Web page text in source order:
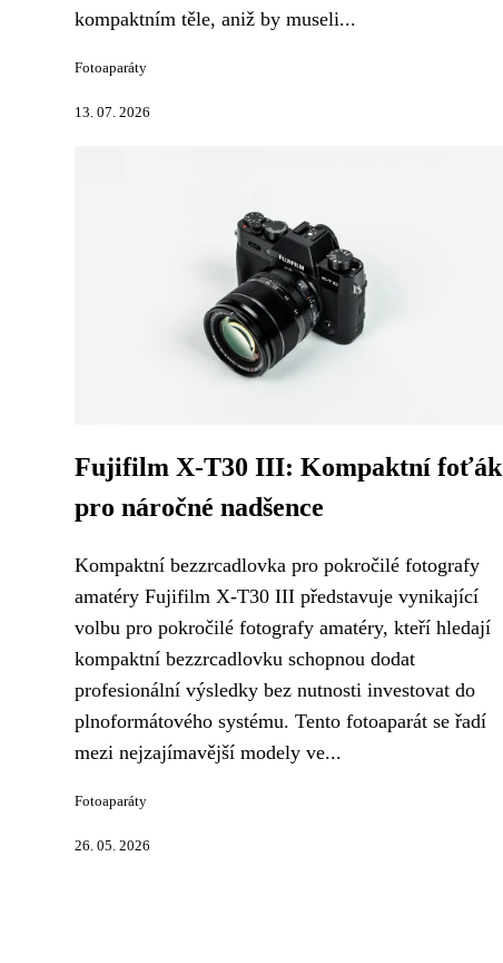
kompaktním těle, aniž by museli...
Fotoaparáty
13. 07. 2026
Fujifilm X-T30 III: Kompaktní foťák
pro náročné nadšence
Kompaktní bezzrcadlovka pro pokročilé fotografy
amatéry Fujifilm X-T30 III představuje vynikající
volbu pro pokročilé fotografy amatéry, kteří hledají
kompaktní bezzrcadlovku schopnou dodat
profesionální výsledky bez nutnosti investovat do
plnoformátového systému. Tento fotoaparát se řadí
mezi nejzajímavější modely ve...
Fotoaparáty
26. 05. 2026